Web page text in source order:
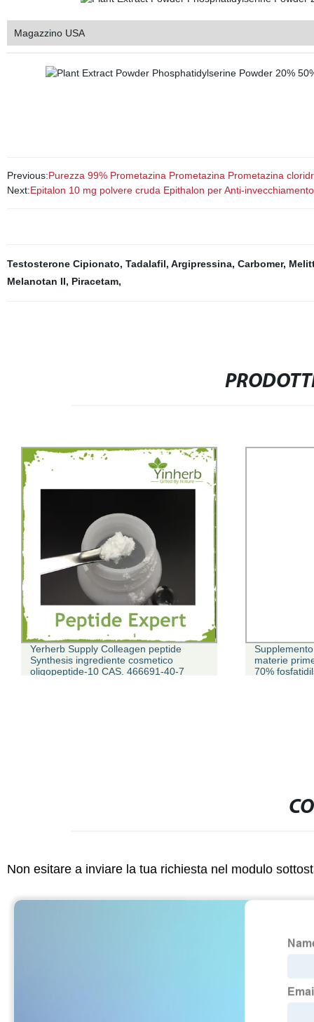
Magazzino USA
Previous:Purezza 99% Prometazina Prometazina Prometazina
Next:Epitalon 10 mg polvere cruda Epithalon per Anti-invecchiamento
Testosterone Cipionato, Tadalafil, Argipressina, Carbomer,
Melanotan II, Piracetam,
Yerherb Supply Colleagen peptide
Synthesis ingrediente cosmetico
oligopeptide-10 CAS. 466691-40-7
materie
70%
Non esitare a inviare la tua richiesta nel modulo